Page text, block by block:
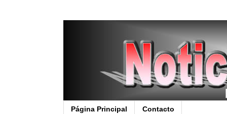
Página Principal Contacto